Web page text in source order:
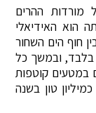
מורדות ההרים
הוא האידיאלי
חוף הים השחור
בלבד, ובמשך כל
במטעים קוטפות
טון בשנה